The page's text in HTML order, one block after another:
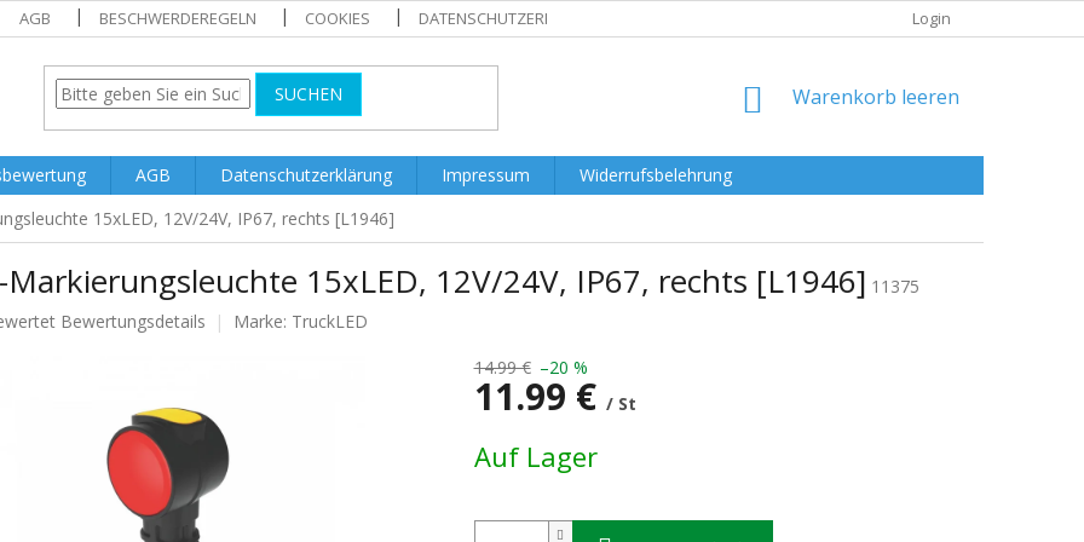
AGB BESCHWERDEREGELN COOKIES DATENSCHUTZERKLÄRUNG Login
SUCHEN WARENKORB
Warenkorb leeren
AGB Datenschutzerklärung Impressum
Widerrufsbelehrung
15xLED, 12V/24V, IP67, rechts [L1946]
Markierungsleuchte 15xLED, 12V/24V, IP67, rechts [L1946] 11375
Bewertungsdetails Marke: TruckLED
14.99 € –20 %
11.99 € / St
Auf Lager